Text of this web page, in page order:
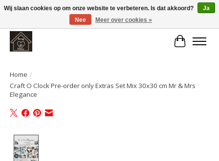
Large selection of products and fast shipping!
Home /
Craft O Clock Pre-order only Extras Set Mix 30x30 cm Mr & Mrs
Elegance
Wij slaan cookies op om onze website te verbeteren. Is dat akkoord?
Ja
Nee
Meer over cookies »